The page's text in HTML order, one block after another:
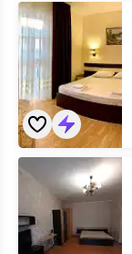
«ЭЛЕНИ»
гостевой
дом
на
карте
1-
комнатная
квартира
Пионерский
255/5
кв